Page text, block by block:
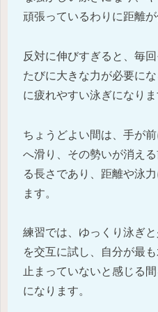
頑張っているわりに距離が
反対に伸びすぎると、毎
たびに大きな力が必要に
に疲れやすい泳ぎになりま
ちょうどよい間は、手が
へ滑り、その勢いが消え
る長さであり、距離や泳
ます。
練習では、ゆっくり泳ぎ
を交互に試し、自分が最
止まっていないと感じる
になります。